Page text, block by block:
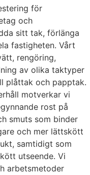
för
och
sitt tak, förlänga
fastigheten. Vårt
rengöring,
av olika taktyper
plåttak och papptak.
motverkar vi
rost på
smuts som binder
och mer lättskött
samtidigt som
utseende. Vi
arbetsmetoder